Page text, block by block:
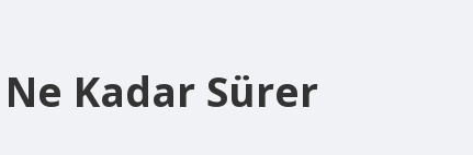
Kadar Sürer